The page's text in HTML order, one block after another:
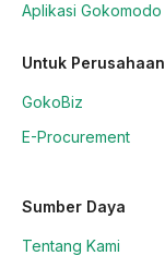
Aplikasi Gokomodo
Untuk Perusahaan
GokoBiz
E-Procurement
Sumber Daya
Tentang Kami